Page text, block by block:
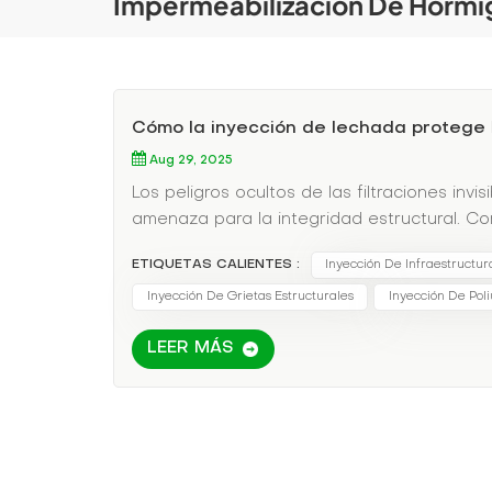
Cómo la inyección de lechada
Aug 29, 2025
Los peligros ocultos de las filtraciones
amenaza para la integridad estructural.
qué la inyección de lechada es la opción
demolición.✅ De larga
El túnel que se salvóUn túnel ferroviario
ETIQUETAS CALIENTES : Inyección De
Inyección De Grietas Estructurales Inyección De
LEER MÁS